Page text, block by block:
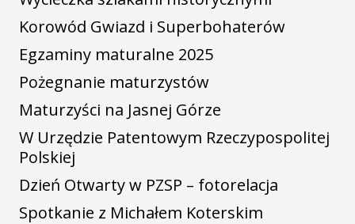
Korowód Gwiazd i Superbohaterów
Egzaminy maturalne 2025
Pożegnanie maturzystów
Maturzyści na Jasnej Górze
W Urzędzie Patentowym Rzeczypospolitej
Polskiej
Dzień Otwarty w PZSP – fotorelacja
Spotkanie z Michałem Koterskim